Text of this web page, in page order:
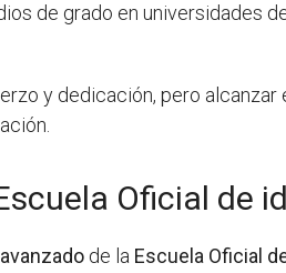
de grado en universidades
y dedicación, pero
Oficial de
de la Escuela Oficial